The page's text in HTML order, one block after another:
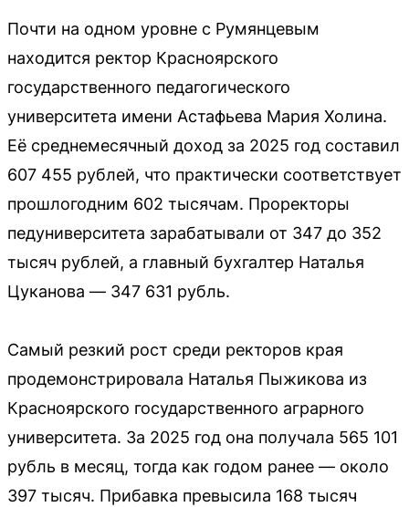
Почти на одном уровне с Румянцевым
находится ректор Красноярского
государственного педагогического
университета имени Астафьева Мария Холина.
Её среднемесячный доход за 2025 год составил
607 455 рублей, что практически соответствует
прошлогодним 602 тысячам. Проректоры
педуниверситета зарабатывали от 347 до 352
тысяч рублей, а главный бухгалтер Наталья
Цуканова — 347 631 рубль.
Самый резкий рост среди ректоров края
продемонстрировала Наталья Пыжикова из
Красноярского государственного аграрного
университета. За 2025 год она получала 565 101
рубль в месяц, тогда как годом ранее — около
397 тысяч. Прибавка превысила 168 тысяч